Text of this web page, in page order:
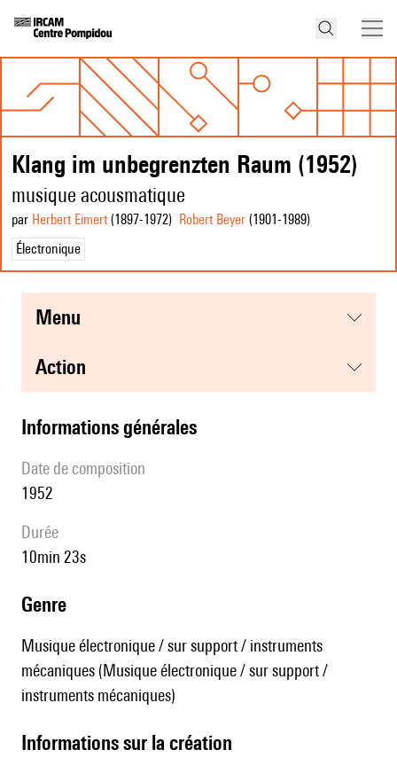
Klang im unbegrenzten Raum (1952)
musique acousmatique
par Herbert Eimert(1897-1972) Robert Beyer (1901-1989)
Électronique
menu
action
informations générales
date de composition
1952
durée
10min 23s
genre
Musique électronique / sur support / instruments
mécaniques (Musique électronique / sur support /
instruments mécaniques)
informations sur la création